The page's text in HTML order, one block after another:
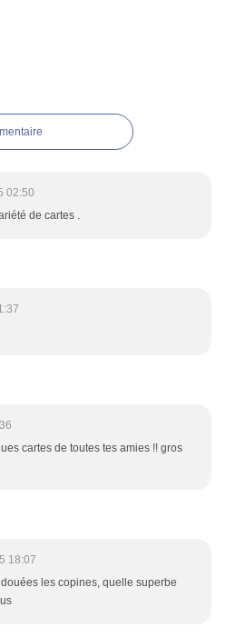
02:50
de cartes .
cartes de toutes tes amies !! gros
18:07
les copines, quelle superbe